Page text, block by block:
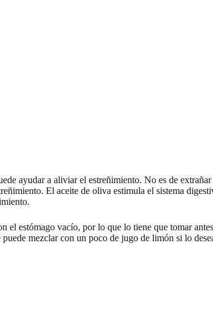
ayudar a aliviar el estreñimiento. No es de
El aceite de oliva estimula el sistema
el estómago vacío, por lo que lo tiene que tomar
mezclar con un poco de jugo de limón si lo